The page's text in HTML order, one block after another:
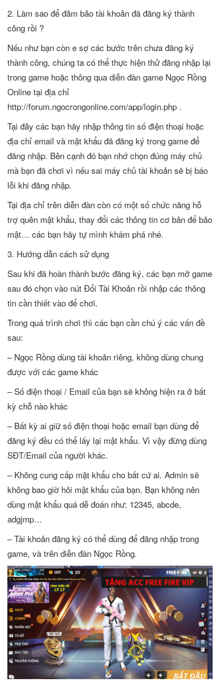
2. Làm sao để đảm bảo tài khoản đã đăng ký thành
công rồi ?
Nếu như bạn còn e sợ các bước trên chưa đăng ký
thành công, chúng ta có thể thực hiện thử đăng nhập lại
trong game hoặc thông qua diễn đàn game Ngọc Rồng
Online tại địa chỉ
http://forum.ngocrongonline.com/app/login.php .
Tại đây các bạn hãy nhập thông tin số điện thoại hoặc
địa chỉ email và mật khẩu đã đăng ký trong game để
đăng nhập. Bên cạnh đó bạn nhớ chọn đúng máy chủ
mà bạn đã chơi vì nếu sai máy chủ tài khoản sẽ bị báo
lỗi khi đăng nhập.
Tại địa chỉ trên diễn đàn còn có một số chức năng hỗ
trợ quên mật khẩu, thay đổi các thông tin cơ bản để bảo
mật… các bạn hãy tự mình khám phá nhé.
3. Hướng dẫn cách sử dụng
Sau khi đã hoàn thành bước đăng ký, các bạn mở game
sau đó chọn vào nút Đổi Tài Khoản rồi nhập các thông
tin cần thiết vào để chơi.
Trong quá trình chơi thì các bạn cần chú ý các vấn đề
sau:
– Ngọc Rồng dùng tài khoản riêng, không dùng chung
được với các game khác
– Số điện thoại / Email của bạn sẽ không hiện ra ở bất
kỳ chỗ nào khác
– Bất kỳ ai giữ số điện thoại hoặc email bạn dùng để
đăng ký đều có thể lấy lại mật khẩu. Vì vậy đừng dùng
SĐT/Email của người khác.
– Không cung cấp mật khẩu cho bất cứ ai. Admin sẽ
không bao giờ hỏi mật khẩu của bạn. Bạn không nên
dùng mật khẩu quá dễ đoán như: 12345, abcde,
adgjmp…
– Tài khoản đăng ký có thể dùng để đăng nhập trong
game, và trên diễn đàn Ngọc Rồng.